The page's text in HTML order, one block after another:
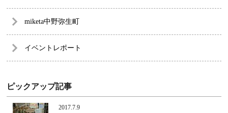
miketa中野弥生町
イベントレポート
ピックアップ記事
2017.7.9